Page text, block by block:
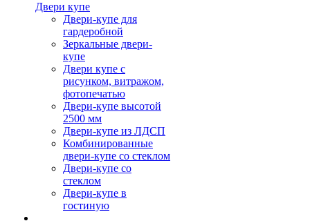
Двери купе
Двери-купе для
гардеробной
Зеркальные двери-
купе
Двери купе с
рисунком, витражом,
фотопечатью
Двери-купе высотой
2500 мм
Двери-купе из ЛДСП
Комбинированные
двери-купе со стеклом
Двери-купе со
стеклом
Двери-купе в
гостиную